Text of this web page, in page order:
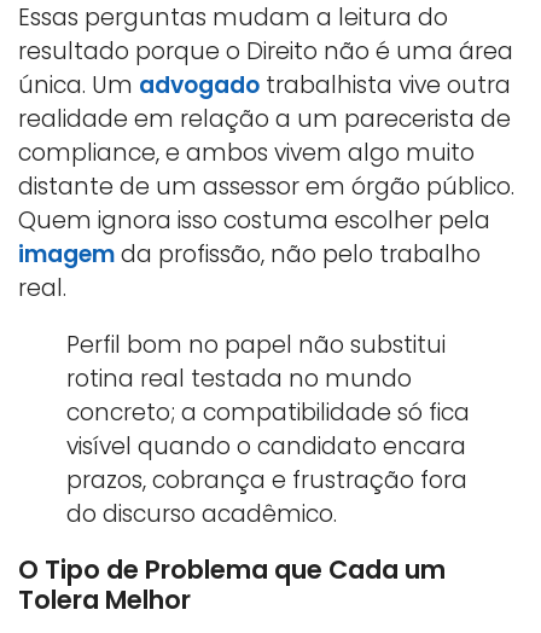
Essas perguntas mudam a leitura do
resultado porque o Direito não é uma área
única. Um advogado trabalhista vive outra
realidade em relação a um parecerista de
compliance, e ambos vivem algo muito
distante de um assessor em órgão público.
Quem ignora isso costuma escolher pela
imagemda profissão, não pelo trabalho
real.
Perfil bom no papel não substitui
rotina real testada no mundo
concreto; a compatibilidade só fica
visível quando o candidato encara
prazos, cobrança e frustração fora
do discurso acadêmico.
O Tipo de Problema que Cada um
Tolera Melhor